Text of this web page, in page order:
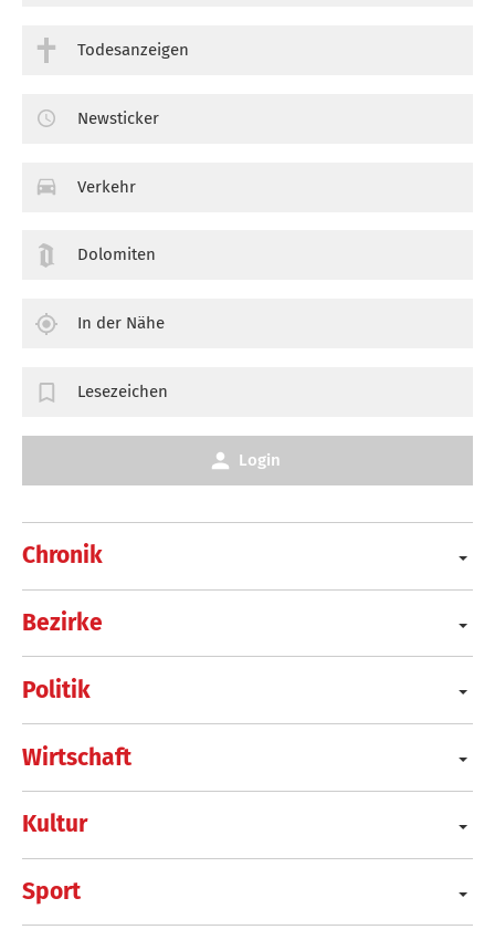
Chronik
Bezirke
Politik
Wirtschaft
Kultur
Sport
Todesanzeigen
Newsticker
Verkehr
Dolomiten
In der Nähe
Lesezeichen
Login